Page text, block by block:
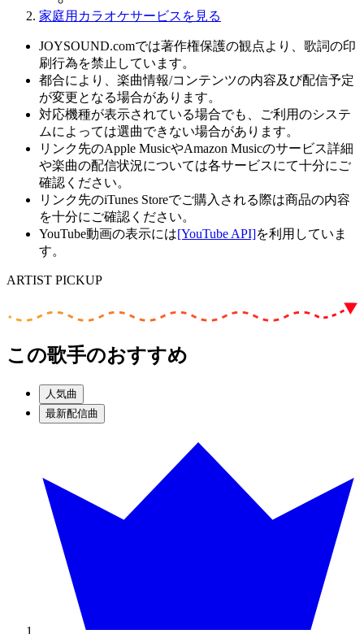
家庭用カラオケサービスを見る
JOYSOUND.comでは著作権保護の観点より、歌詞の印
刷行為を禁止しています。
都合により、楽曲情報/コンテンツの内容及び配信予定
が変更となる場合があります。
対応機種が表示されている場合でも、ご利用のシステ
ムによっては選曲できない場合があります。
リンク先のApple MusicやAmazon Musicのサービス詳細
や楽曲の配信状況については各サービスにて十分にご
確認ください。
リンク先のiTunes Storeでご購入される際は商品の内容
を十分にご確認ください。
YouTube動画の表示には[YouTube API]を利用していま
す。
ARTIST PICKUP
この歌手のおすすめ
人気曲
最新配信曲